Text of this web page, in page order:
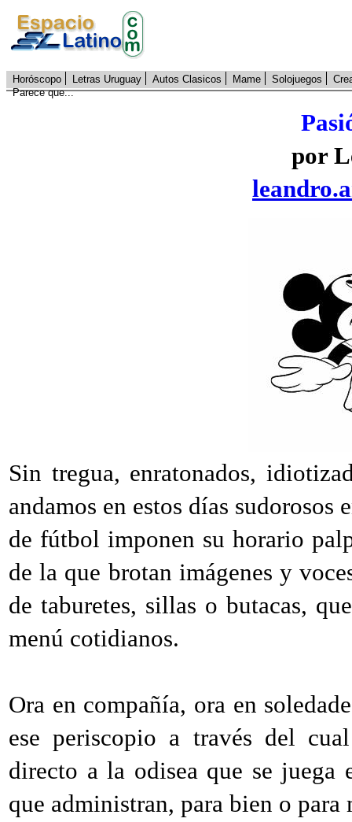
Horóscopo Letras Uruguay Autos Clasicos Mame Solojuegos
Parece que...
por
Sin tregua, enratonados,
andamos en estos días
de fútbol imponen su horario
de la que brotan imágenes y
de taburetes, sillas o butacas,
menú cotidianos.
Ora en compañía, ora en
ese periscopio a través del
directo a la odisea que se
que administran, para bien o